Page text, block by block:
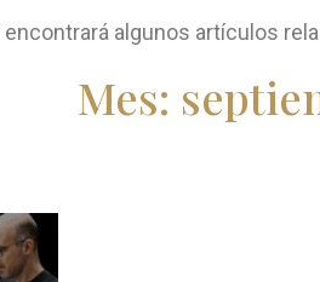
algunos artículos
Mes: